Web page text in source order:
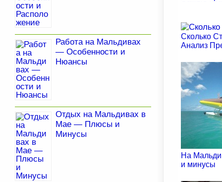
Сколько
Анализ
На
и минусы
Работа на Мальдивах
— Особенности и
Нюансы
Отдых на Мальдивах в
Мае — Плюсы и
Минусы